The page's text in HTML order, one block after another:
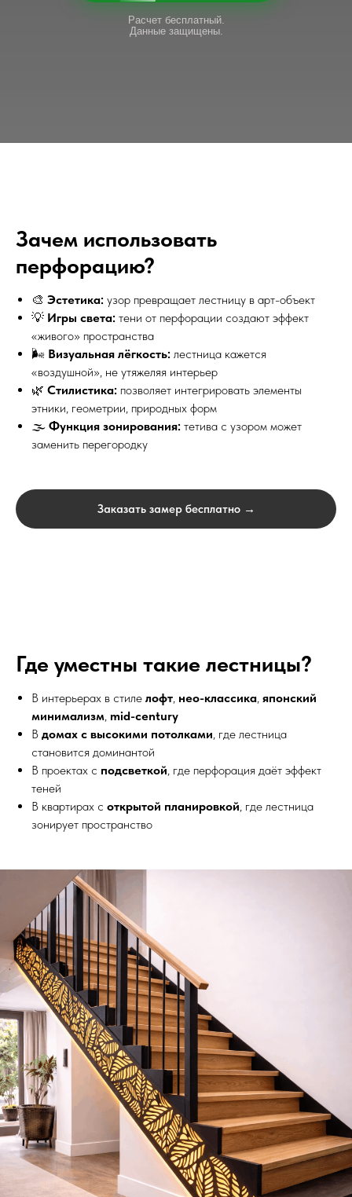
Расчет бесплатный.
Данные защищены.
металлокаркасе
Москве
Зачем использовать
перфорацию?
🎨 Эстетика: узор превращает лестницу в арт-объект
💡 Игры света: тени от перфорации создают эффект
«живого» пространства
🌬 Визуальная лёгкость: лестница кажется
«воздушной», не утяжеляя интерьер
🌿 Стилистика: позволяет интегрировать элементы
этники, геометрии, природных форм
🌫 Функция зонирования: тетива с узором может
заменить перегородку
Заказать замер бесплатно →
Где уместны такие лестницы?
В интерьерах в стиле лофт, нео-классика, японский
минимализм, mid-century
В домах с высокими потолками, где лестница
становится доминантой
В проектах с подсветкой, где перфорация даёт эффект
теней
В квартирах с открытой планировкой, где лестница
зонирует пространство